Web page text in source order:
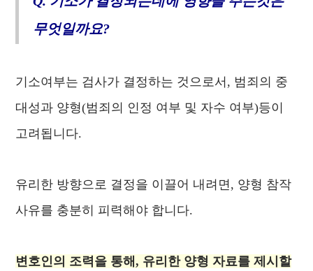
무엇일까요?
기소여부는 검사가 결정하는 것으로서, 범죄의 중
대성과 양형(범죄의 인정 여부 및 자수 여부)등이
고려됩니다.
유리한 방향으로 결정을 이끌어 내려면, 양형 참작
사유를 충분히 피력해야 합니다.
변호인의 조력을 통해, 유리한 양형 자료를 제시할